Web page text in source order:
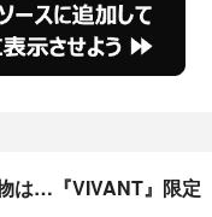
は…『VIVANT』限定